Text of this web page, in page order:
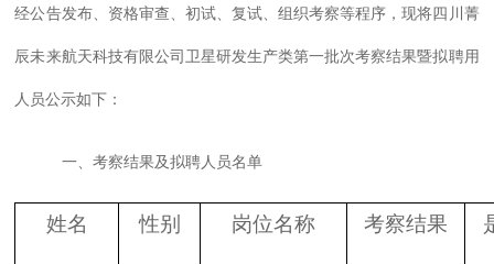
经公告发布、资格审查、初试、复试、组织考察等程序，现将四川菁
辰未来航天科技有限公司卫星研发生产类第一批次考察结果暨拟聘用
人员公示如下：
一、考察结果及拟聘人员名单
姓名 性别 岗位名称 考察结果